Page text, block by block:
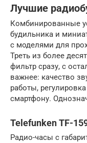
Лучшие
Комбинированные
будильника и
с моделями для
Треть из более
фильтр сразу, с
важнее: качество
работы,
смартфону.
Telefunken TF-
Радио-часы с